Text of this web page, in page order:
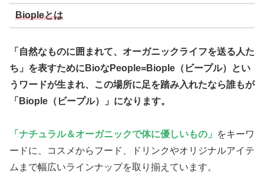
Biopleとは
「自然なものに囲まれて、オーガニックライフを送る人た
ち」を表すためにBioなPeople=Biople（ビープル）とい
うワードが生まれ、この場所に足を踏み入れたなら誰もが
「Biople（ビープル）」になります。
「ナチュラル＆オーガニックで体に優しいもの」
をキーワ
ードに、コスメからフード、ドリンクやオリジナルアイテ
ムまで幅広いラインナップを取り揃えています。